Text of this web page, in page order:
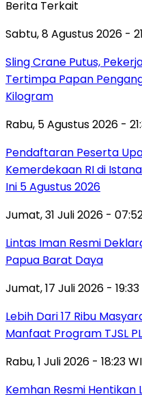
Berita Terkait
Sabtu, 8 Agustus 2026 -
Sling Crane Putus,
Tertimpa Papan
Kilogram
Rabu, 5 Agustus 2026 -
Pendaftaran Peserta
Kemerdekaan RI di
Ini 5 Agustus 2026
Jumat, 31 Juli 2026 -
Lintas Iman Resmi
Papua Barat Daya
Jumat, 17 Juli 2026 - 19:33
Lebih Dari 17 Ribu
Manfaat Program TJSL
Rabu, 1 Juli 2026 - 18:23
Kemhan Resmi Hentikan